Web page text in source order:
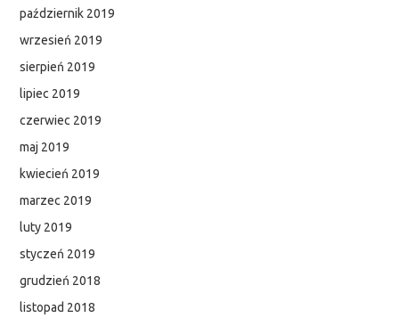
październik 2019
wrzesień 2019
sierpień 2019
lipiec 2019
czerwiec 2019
maj 2019
kwiecień 2019
marzec 2019
luty 2019
styczeń 2019
grudzień 2018
listopad 2018